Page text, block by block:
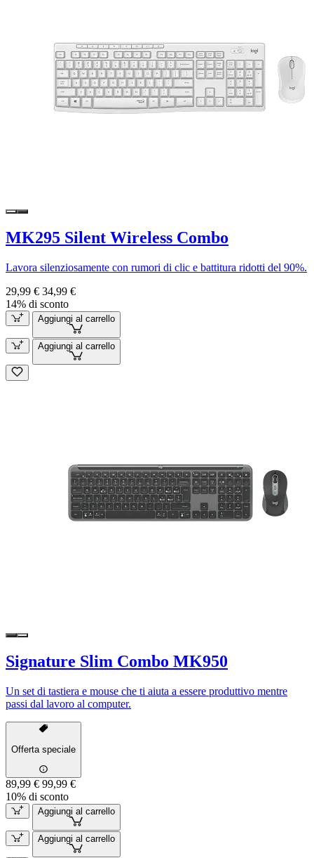
MK295 Silent Wireless Combo
Lavora silenziosamente con rumori di clic e battitura ridotti del 90%.
29,99 € 34,99 €
14% di sconto
Aggiungi al carrello
Aggiungi al carrello
Signature Slim Combo MK950
Un set di tastiera e mouse che ti aiuta a essere produttivo mentre
passi dal lavoro al computer.
Offerta speciale
89,99 € 99,99 €
10% di sconto
Aggiungi al carrello
Aggiungi al carrello